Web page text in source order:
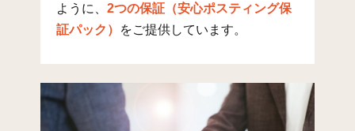
桃山台(1) 8 170
桃山台(4) 57
ように、 2つの保証（安心ポスティング保
証パック）
をご提供しています。